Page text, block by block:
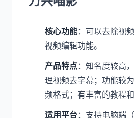
核心功能：可以去除视
视频编辑功能。
产品特点：知名度较高
理视频去字幕；功能较
频格式；有丰富的教程和
适用平台：支持电脑端